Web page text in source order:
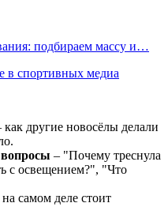
подбираем массу и…
в спортивных медиа
как другие новосёлы делали
– "Почему треснула
с освещением?", "Что
на самом деле стоит